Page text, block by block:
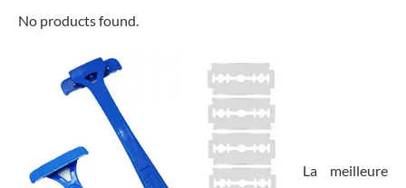
No products found.
La meilleure